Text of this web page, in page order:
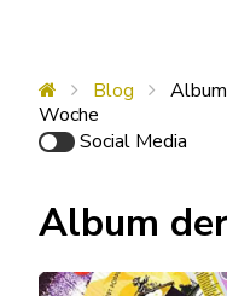
Blog
Woche
Social Media
Album